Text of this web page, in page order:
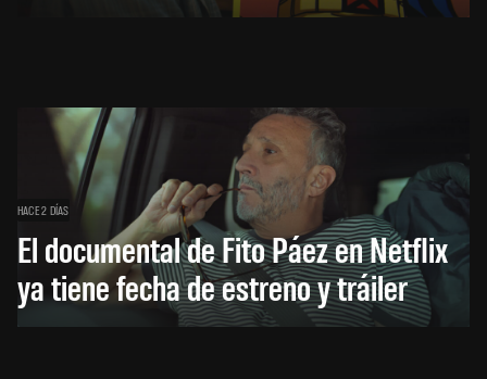
HACE 2 DÍAS
El documental de Fito Páez en Netflix
ya tiene fecha de estreno y tráiler